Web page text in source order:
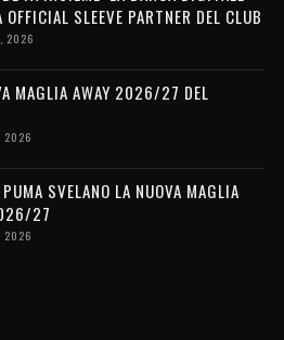
OFFICIAL SLEEVE PARTNER DEL CLUB
2026
MAGLIA AWAY 2026/27 DEL
2026
SVELANO LA NUOVA MAGLIA
27
2026